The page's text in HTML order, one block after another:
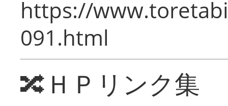
https://
091.html
🔀ＨＰリンク集